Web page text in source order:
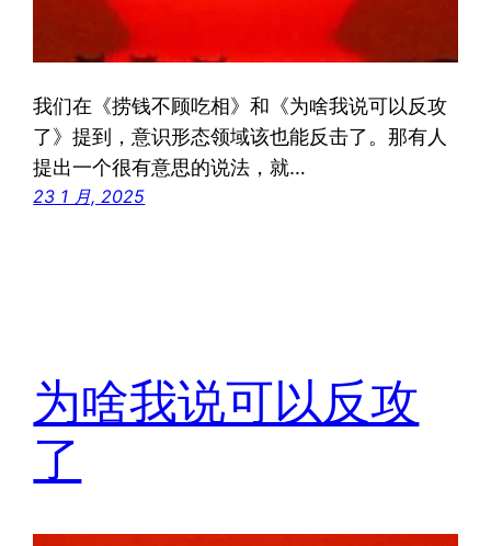
我们在《捞钱不顾吃相》和《为啥我说可以反攻
了》提到，意识形态领域该也能反击了。那有人
提出一个很有意思的说法，就…
23 1 月, 2025
为啥我说可以反攻
了